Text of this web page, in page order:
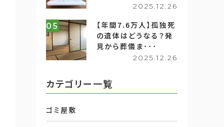
2025.12.26
05
【年間7.6万人】孤独死
の遺体はどうなる？発
見から葬儀ま･･･
2025.12.26
カテゴリー一覧
ゴミ屋敷